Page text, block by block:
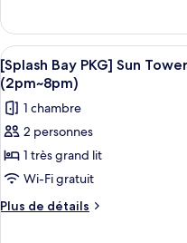
PKG]
Sun
Tower
Deluxe
Double
Queen
+
Splash
Bay
Ticket,
le
type
de
chambre
[Splash
Bay
PKG]
Tower
Deluxe
Queen
Afficher
toutes
les
photos
pour
ce
type
de
3
[Splash Bay PKG] Sun
(2pm~8pm)
1 chambre
2 personnes
1 très grand lit
Wi-Fi gratuit
Plus de détails
Plus